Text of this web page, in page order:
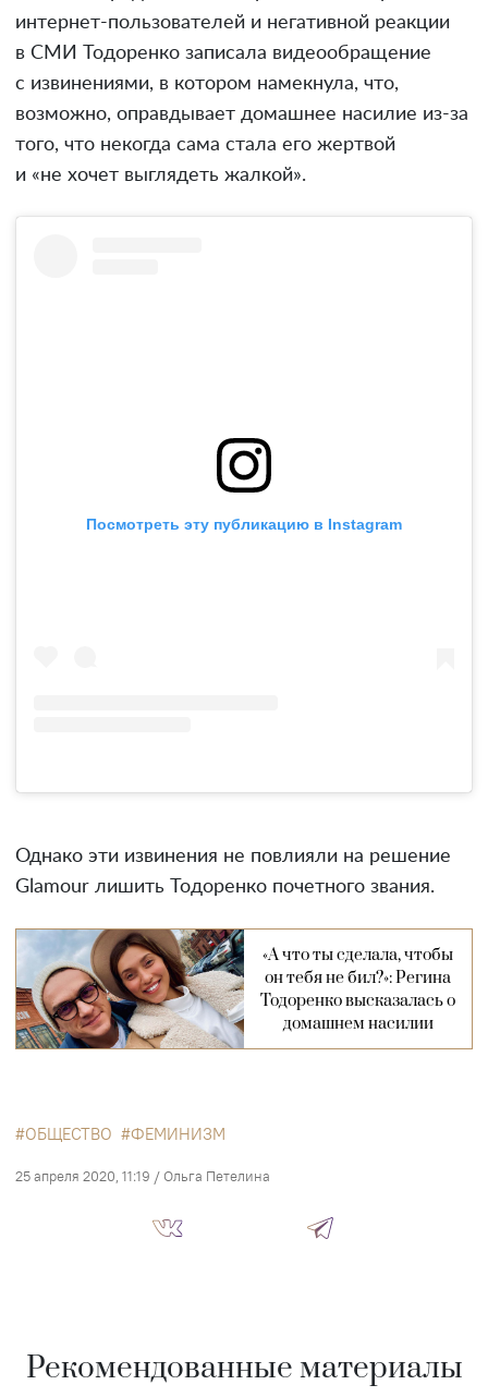
интернет-пользователей и негативной реакции
в СМИ Тодоренко записала видеообращение
с извинениями, в котором намекнула, что,
возможно, оправдывает домашнее насилие из-за
того, что некогда сама стала его жертвой
и «не хочет выглядеть жалкой».
Посмотреть эту публикацию в Instagram
Однако эти извинения не повлияли на решение
Glamour лишить Тодоренко почетного звания.
«А что ты сделала, чтобы
он тебя не бил?»: Регина
Тодоренко высказалась о
домашнем насилии
ОБЩЕСТВО ФЕМИНИЗМ
25 апреля 2020, 11:19 / Ольга Петелина
Рекомендованные материалы